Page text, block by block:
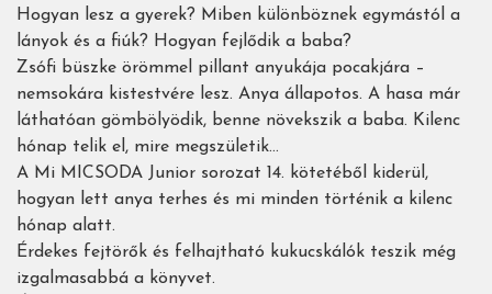
Hogyan lesz a gyerek? Miben különböznek egymástól a
lányok és a fiúk? Hogyan fejlődik a baba?
Zsófi büszke örömmel pillant anyukája pocakjára –
nemsokára kistestvére lesz. Anya állapotos. A hasa már
láthatóan gömbölyödik, benne növekszik a baba. Kilenc
hónap telik el, mire megszületik…
A Mi MICSODA Junior sorozat 14. kötetéből kiderül,
hogyan lett anya terhes és mi minden történik a kilenc
hónap alatt.
Érdekes fejtörők és felhajtható kukucskálók teszik még
izgalmasabbá a könyvet.